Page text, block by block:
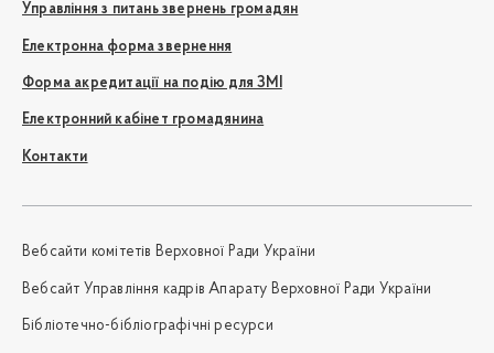
Управління з питань звернень громадян
Електронна форма звернення
Форма акредитації на подію для ЗМІ
Електронний кабінет громадянина
Контакти
Вебсайти комітетів Верховної Ради України
Вебсайт Управління кадрів Апарату Верховної Ради України
Бібліотечно-бібліографічні ресурси